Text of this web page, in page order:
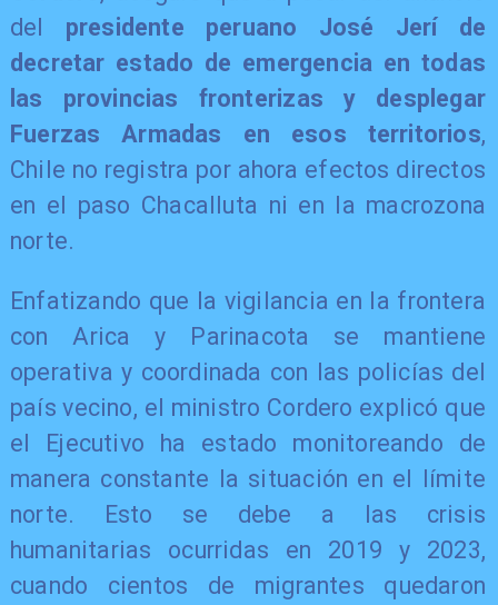
del presidente peruano José Jerí de
decretar estado de emergencia en todas
las provincias fronterizas y desplegar
Fuerzas Armadas en esos territorios,
Chile no registra por ahora efectos directos
en el paso Chacalluta ni en la macrozona
norte.
Enfatizando que la vigilancia en la frontera
con Arica y Parinacota se mantiene
operativa y coordinada con las policías del
país vecino, el ministro Cordero explicó que
el Ejecutivo ha estado monitoreando de
manera constante la situación en el límite
norte. Esto se debe a las crisis
humanitarias ocurridas en 2019 y 2023,
cuando cientos de migrantes quedaron